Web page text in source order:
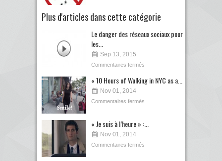
Plus d'articles dans cette catégorie
Le danger des réseaux sociaux pour
les...
Sep 13, 2015
Commentaires fermés
« 10 Hours of Walking in NYC as a...
Nov 01, 2014
Commentaires fermés
« Je suis à l’heure » :...
Nov 01, 2014
Commentaires fermés